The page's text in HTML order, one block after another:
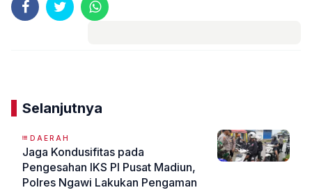
Selanjutnya
DAERAH
Jaga Kondusifitas pada
Pengesahan IKS PI Pusat Madiun,
Polres Ngawi Lakukan Pengaman